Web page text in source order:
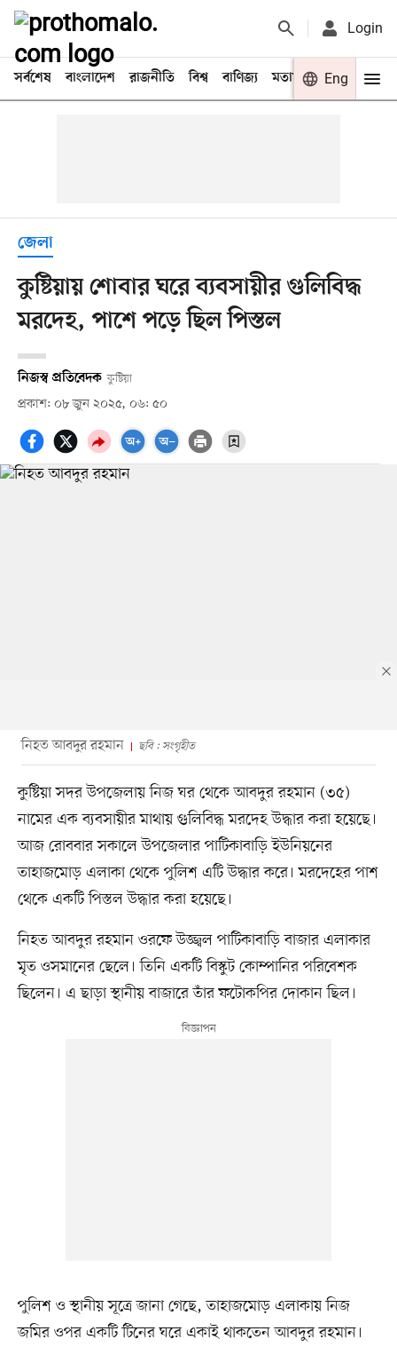
Login
সর্বশেষ বাংলাদেশ রাজনীতি বিশ্ব বাণিজ্য মতামত খেলা
Eng
জেলা
কুষ্টিয়ায় শোবার ঘরে ব্যবসায়ীর গুলিবিদ্ধ
মরদেহ, পাশে পড়ে ছিল পিস্তল
নিজস্ব প্রতিবেদক কুষ্টিয়া
প্রকাশ: ০৮ জুন ২০২৫, ০৬: ৫০
নিহত আবদুর রহমান ছবি : সংগৃহীত
কুষ্টিয়া সদর উপজেলায় নিজ ঘর থেকে আবদুর রহমান (৩৫)
নামের এক ব্যবসায়ীর মাথায় গুলিবিদ্ধ মরদেহ উদ্ধার করা হয়েছে।
আজ রোববার সকালে উপজেলার পাটিকাবাড়ি ইউনিয়নের
তাহাজমোড় এলাকা থেকে পুলিশ এটি উদ্ধার করে। মরদেহের পাশ
থেকে একটি পিস্তল উদ্ধার করা হয়েছে।
নিহত আবদুর রহমান ওরফে উজ্জ্বল পাটিকাবাড়ি বাজার এলাকার
মৃত ওসমানের ছেলে। তিনি একটি বিস্কুট কোম্পানির পরিবেশক
ছিলেন। এ ছাড়া স্থানীয় বাজারে তাঁর ফটোকপির দোকান ছিল।
পুলিশ ও স্থানীয় সূত্রে জানা গেছে, তাহাজমোড় এলাকায় নিজ
জমির ওপর একটি টিনের ঘরে একাই থাকতেন আবদুর রহমান।